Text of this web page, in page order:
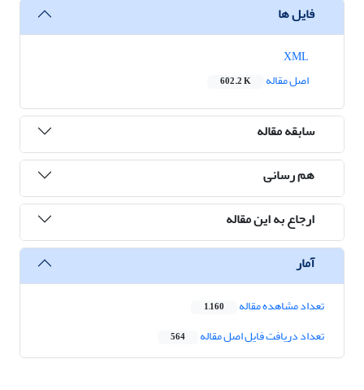
فایل ها
اصل مقاله
602.2 K
سابقه مقاله
هم رسانی
ارجاع به این مقاله
آمار
تعداد مشاهده مقاله 1,160
تعداد دریافت فایل اصل مقاله 564